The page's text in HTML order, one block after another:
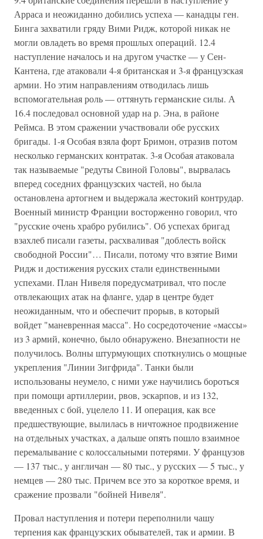
Арраса и неожиданно добились успеха — канадцы ген.
Бинга захватили гряду Вими Ридж, которой никак не
могли овладеть во время прошлых операций. 12.4
наступление началось и на другом участке — у Сен-
Кантена, где атаковали 4-я британская и 3-я французская
армии. Но этим направлениям отводилась лишь
вспомогательная роль — оттянуть германские силы. А
16.4 последовал основной удар на р. Эна, в районе
Реймса. В этом сражении участвовали обе русских
бригады. 1-я Особая взяла форт Бримон, отразив потом
несколько германских контратак. 3-я Особая атаковала
так называемые "редуты Свиной Головы", вырвалась
вперед соседних французских частей, но была
остановлена артогнем и выдержала жестокий контрудар.
Военный министр Франции восторженно говорил, что
"русские очень храбро рубились". Об успехах бригад
взахлеб писали газеты, расхваливая "доблесть войск
свободной России"… Писали, потому что взятие Вими
Ридж и достижения русских стали единственными
успехами. План Нивеля поредусматривал, что после
отвлекающих атак на фланге, удар в центре будет
неожиданным, что и обеспечит прорыв, в который
войдет "маневренная масса". Но сосредоточение «массы»
из 3 армий, конечно, было обнаружено. Внезапности не
получилось. Волны штурмующих споткнулись о мощные
укрепления "Линии Зигфрида". Танки были
использованы неумело, с ними уже научились бороться
при помощи артиллерии, рвов, эскарпов, и из 132,
введенных с бой, уцелело 11. И операция, как все
предшествующие, вылилась в ничтожное продвижение
на отдельных участках, а дальше опять пошло взаимное
перемалывание с колоссальными потерями. У французов
— 137 тыс., у англичан — 80 тыс., у русских — 5 тыс., у
немцев — 280 тыс. Причем все это за короткое время, и
сражение прозвали "бойней Нивеля".
Провал наступления и потери переполнили чашу
терпения как французских обывателей, так и армии. В